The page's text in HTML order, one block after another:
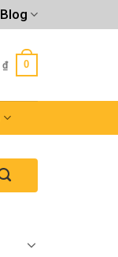
Blog
₫ 0